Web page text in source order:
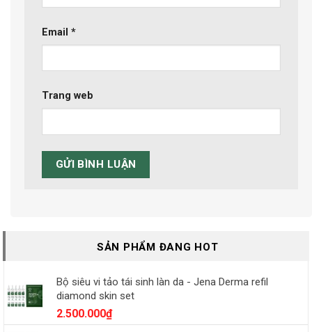
Email *
Trang web
SẢN PHẨM ĐANG HOT
Bộ siêu vi tảo tái sinh làn da - Jena Derma refil
diamond skin set
2.500.000₫